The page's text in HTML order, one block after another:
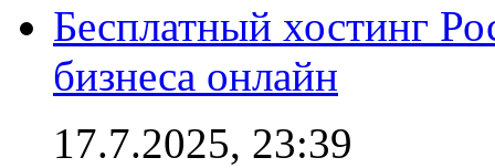
Бесплатный хостинг
бизнеса онлайн
17.7.2025, 23:39